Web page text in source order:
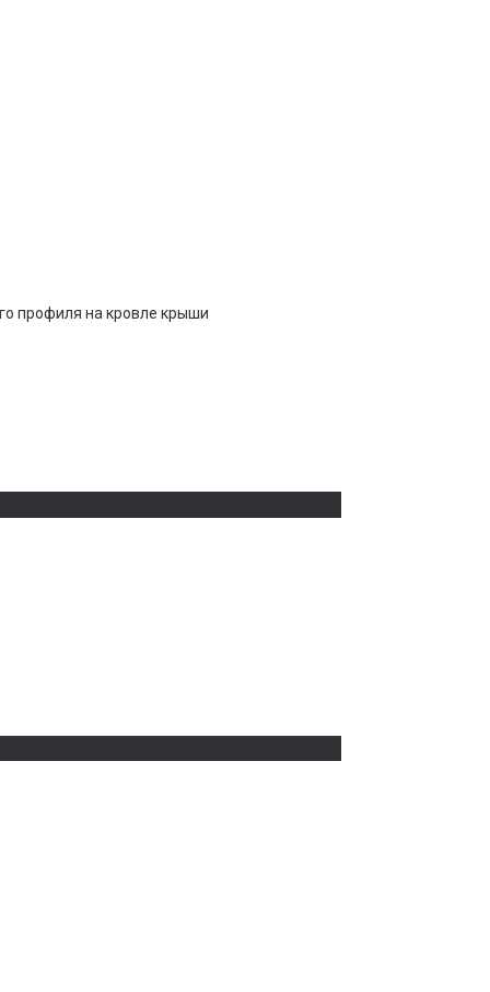
профиля на кровле крыши